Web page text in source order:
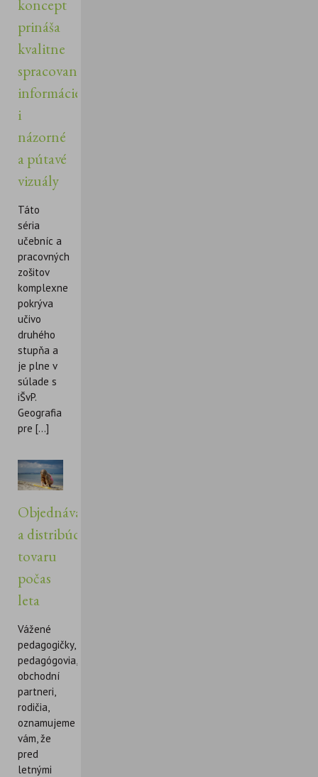
koncept
prináša
kvalitne
spracované
informácie
i
názorné
a pútavé
vizuály
Táto
séria
učebníc a
pracovných
zošitov
komplexne
pokrýva
učivo
druhého
stupňa a
je plne v
súlade s
iŠvP.
Geografia
pre [...]
Objednávanie
a distribúcia
tovaru
počas
leta
Vážené
pedagogičky,
pedagógovia,
obchodní
partneri,
rodičia,
oznamujeme
vám, že
pred
letnými